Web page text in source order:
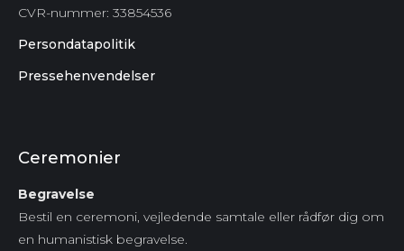
CVR-nummer: 33854536
Persondatapolitik
Pressehenvendelser
Ceremonier
Begravelse
Bestil en ceremoni, vejledende samtale eller rådfør dig om
en humanistisk begravelse.